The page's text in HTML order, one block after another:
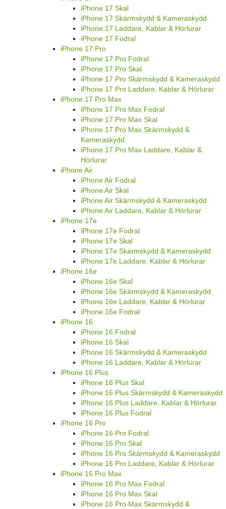
iPhone 17 Skal
iPhone 17 Skärmskydd & Kameraskydd
iPhone 17 Laddare, Kablar & Hörlurar
iPhone 17 Fodral
iPhone 17 Pro
iPhone 17 Pro Fodral
iPhone 17 Pro Skal
iPhone 17 Pro Skärmskydd & Kameraskydd
iPhone 17 Pro Laddare, Kablar & Hörlurar
iPhone 17 Pro Max
iPhone 17 Pro Max Fodral
iPhone 17 Pro Max Skal
iPhone 17 Pro Max Skärmskydd &
Kameraskydd
iPhone 17 Pro Max Laddare, Kablar &
Hörlurar
iPhone Air
iPhone Air Fodral
iPhone Air Skal
iPhone Air Skärmskydd & Kameraskydd
iPhone Air Laddare, Kablar & Hörlurar
iPhone 17e
iPhone 17e Fodral
iPhone 17e Skal
iPhone 17e Skärmskydd & Kameraskydd
iPhone 17e Laddare, Kablar & Hörlurar
iPhone 16e
iPhone 16e Skal
iPhone 16e Skärmskydd & Kameraskydd
iPhone 16e Laddare, Kablar & Hörlurar
iPhone 16e Fodral
iPhone 16
iPhone 16 Fodral
iPhone 16 Skal
iPhone 16 Skärmskydd & Kameraskydd
iPhone 16 Laddare, Kablar & Hörlurar
iPhone 16 Plus
iPhone 16 Plus Skal
iPhone 16 Plus Skärmskydd & Kameraskydd
iPhone 16 Plus Laddare, Kablar & Hörlurar
iPhone 16 Plus Fodral
iPhone 16 Pro
iPhone 16 Pro Fodral
iPhone 16 Pro Skal
iPhone 16 Pro Skärmskydd & Kameraskydd
iPhone 16 Pro Laddare, Kablar & Hörlurar
iPhone 16 Pro Max
iPhone 16 Pro Max Fodral
iPhone 16 Pro Max Skal
iPhone 16 Pro Max Skärmskydd &